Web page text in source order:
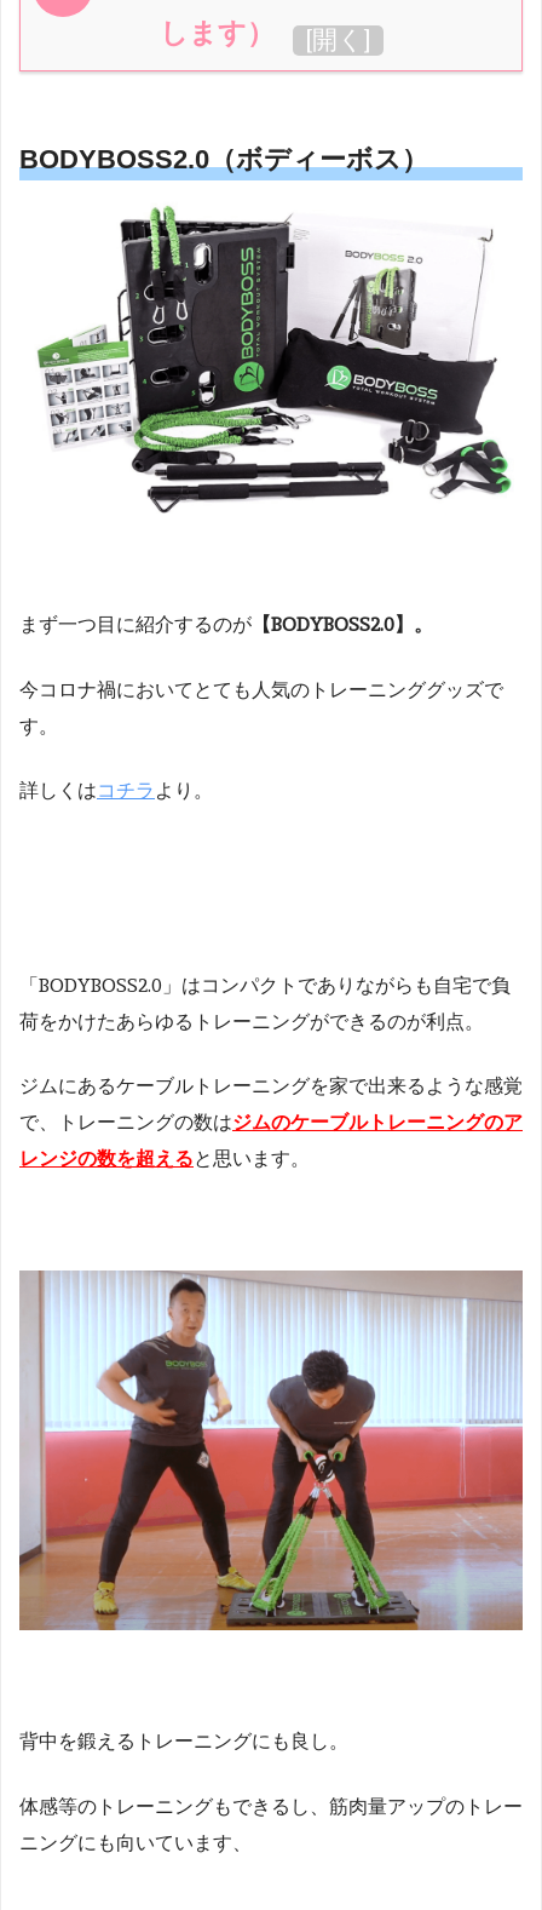
します）
開く
BODYBOSS2.0（ボディーボス）
まず一つ目に紹介するのが 【BODYBOSS2.0】。
今コロナ禍においてとても人気のトレーニンググッズで
す。
詳しくはコチラ より。
「BODYBOSS2.0」はコンパクトでありながらも自宅で負
荷をかけたあらゆるトレーニングができるのが利点。
ジムにあるケーブルトレーニングを家で出来るような感覚
で、トレーニングの数はジムのケーブルトレーニングのア
レンジの数を超えると思います。
背中を鍛えるトレーニングにも良し。
体感等のトレーニングもできるし、筋肉量アップのトレー
ニングにも向いています、